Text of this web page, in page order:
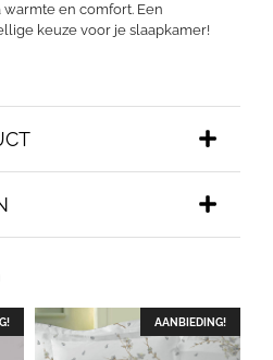
en comfort. Een
keuze voor je slaapkamer!
AANBIEDING!